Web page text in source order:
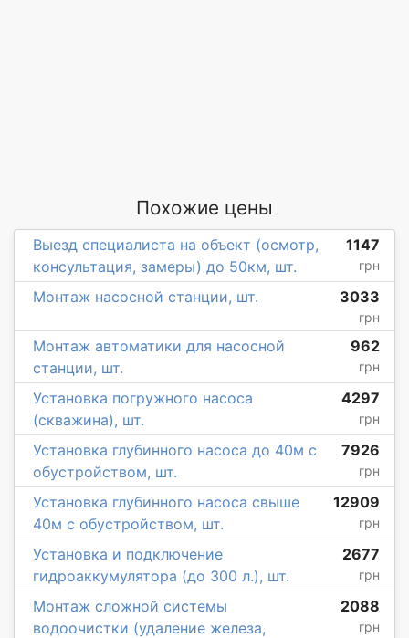
Похожие цены
Выезд специалиста на объект (осмотр,
консультация, замеры) до 50км, шт.
1147
грн
Монтаж насосной станции, шт. 3033
грн
Монтаж автоматики для насосной
станции, шт.
962
грн
Установка погружного насоса
(скважина), шт.
4297
грн
Установка глубинного насоса до 40м с
обустройством, шт.
7926
грн
Установка глубинного насоса свыше
40м с обустройством, шт.
12909
грн
Установка и подключение
гидроаккумулятора (до 300 л.), шт.
2677
грн
Монтаж сложной системы
водоочистки (удаление железа,
2088
грн